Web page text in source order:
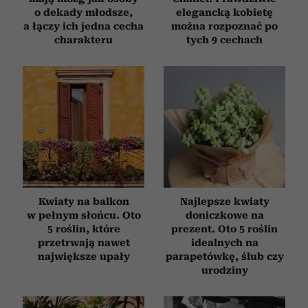
o dekady młodsze,
a łączy ich jedna cecha
charakteru
elegancką kobietę
można rozpoznać po
tych 9 cechach
Kwiaty na balkon
w pełnym słońcu. Oto
5 roślin, które
przetrwają nawet
największe upały
Najlepsze kwiaty
doniczkowe na
prezent. Oto 5 roślin
idealnych na
parapetówkę, ślub czy
urodziny